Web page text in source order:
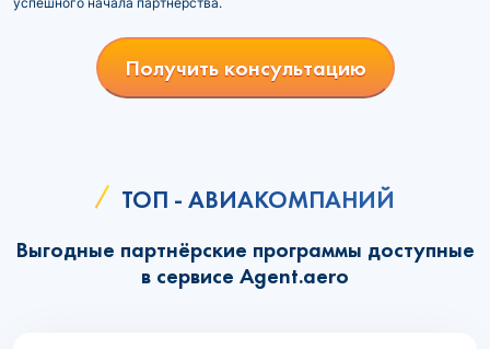
Получить консультацию
ТОП - АВИАКОМПАНИЙ
Выгодные партнёрские программы доступные
в сервисе Agent.aero